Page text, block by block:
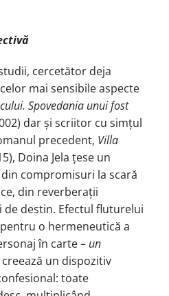
cercetător deja
mai sensibile aspecte
Spovedania unui fost
dar și scriitor cu simțul
precedent, Villa
Doina Jela țese un
compromisuri la scară
din reverberații
destin. Efectul fluturelui
o hermeneutică a
în carte – un
creează un dispozitiv
toate